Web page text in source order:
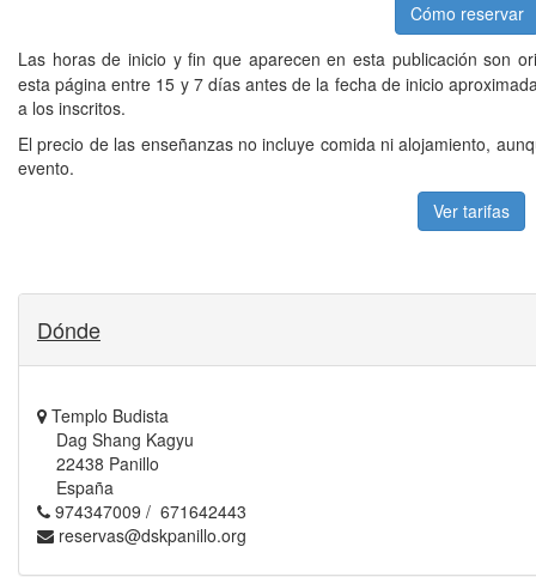
Cómo reservar
Las horas de inicio y fin que aparecen en esta publicación son
esta página entre 15 y 7 días antes de la fecha de inicio
a los inscritos.
El precio de las enseñanzas no incluye comida ni alojamiento,
evento.
Ver tarifas
Dónde
Templo Budista
Dag Shang Kagyu
22438 Panillo
España
974347009 / 671642443
reservas@dskpanillo.org